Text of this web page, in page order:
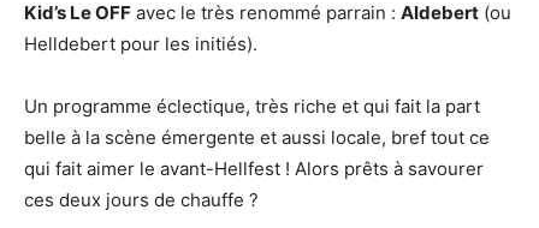
Kid’s Le OFF avec le très renommé parrain : Aldebert (ou
Helldebert pour les initiés).
Un programme éclectique, très riche et qui fait la part
belle à la scène émergente et aussi locale, bref tout ce
qui fait aimer le avant-Hellfest ! Alors prêts à savourer
ces deux jours de chauffe ?